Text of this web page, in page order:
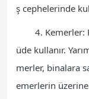
ş cephelerinde
4. Kemerler:
üde kullanır.
merler, binalara
emerlerin